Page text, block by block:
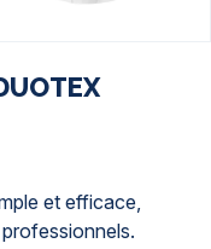
et efficace,